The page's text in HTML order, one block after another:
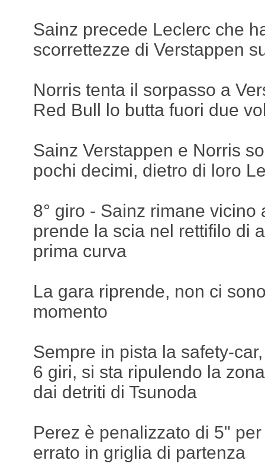
Sainz precede Leclerc che
scorrettezze di Verstappen
Norris tenta il sorpasso a
Red Bull lo butta fuori due
Sainz Verstappen e Norris
pochi decimi, dietro di loro
8° giro - Sainz rimane vicino
prende la scia nel rettifilo di
prima curva
La gara riprende, non ci
momento
Sempre in pista la safety-
6 giri, si sta ripulendo la
dai detriti di Tsunoda
Perez è penalizzato di 5"
errato in griglia di partenza